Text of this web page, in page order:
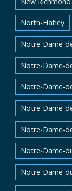
North-Hatley
Notre-Dame-
Notre-Dame-
Notre-Dame-
Notre-Dame-
Notre-Dame-
Notre-Dame-
Notre-Dame-